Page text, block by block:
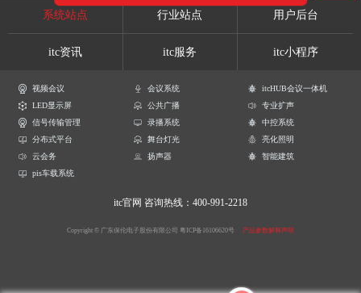
系统站点 行业站点 用户后台
itc资讯 itc服务 itc小程序
视频会议 会议系统
itcHUB会议一体机
LED显示屏
公共广播
专业扩声
信号传输管理
录播系统
中控系统
分布式平台
舞台灯光
亮化照明
云会务
扬声器
智能建筑
pis车载系统
itc官网 咨询热线：400-991-2218
Copyright © 广东保伦电子股份有限公司 粤ICP备16106620号 产品参数解释声明